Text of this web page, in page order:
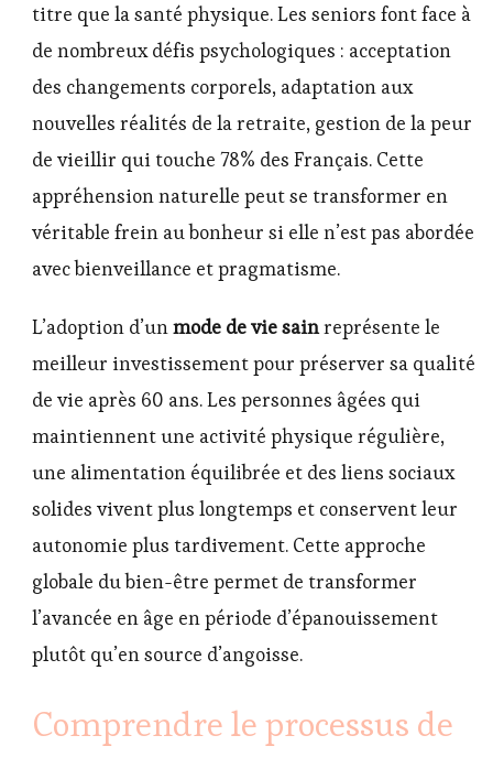
titre que la santé physique. Les seniors font face à
de nombreux défis psychologiques : acceptation
des changements corporels, adaptation aux
nouvelles réalités de la retraite, gestion de la peur
de vieillir qui touche 78% des Français. Cette
appréhension naturelle peut se transformer en
véritable frein au bonheur si elle n’est pas abordée
avec bienveillance et pragmatisme.
L’adoption d’unmode de vie sainreprésente le
meilleur investissement pour préserver sa qualité
de vie après 60 ans. Les personnes âgées qui
maintiennent une activité physique régulière,
une alimentation équilibrée et des liens sociaux
solides vivent plus longtemps et conservent leur
autonomie plus tardivement. Cette approche
globale du bien-être permet de transformer
l’avancée en âge en période d’épanouissement
plutôt qu’en source d’angoisse.
Comprendre le processus de